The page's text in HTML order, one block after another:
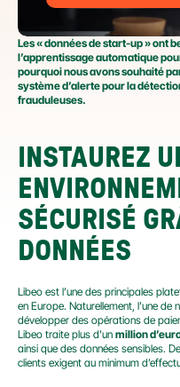
Les « données de start-up » ont
l’apprentissage automatique
pourquoi nous avons souhaité
système d’alerte pour la
frauduleuses.
INSTAUREZ
SÉCURISÉ
DONNÉES
Libeo est l’une des principales
en Europe. Naturellement, l’une
développer des opérations de
Libeo traite plus d’un million
ainsi que des données sensibles.
clients exigent au minimum